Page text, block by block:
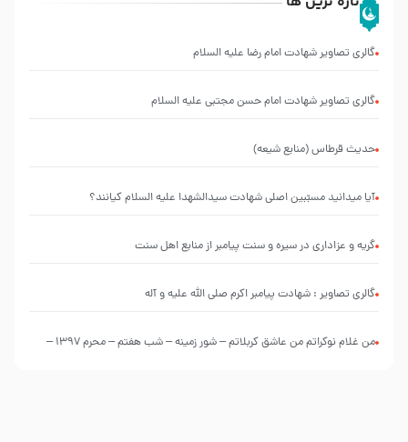
گالری تصاویر شهادت امام رضا علیه السلام
گالری تصاویر شهادت امام حسن مجتبی علیه السلام
حدیث قرطاس (منابع شیعه)
آیا میدانید مسبّبین اصلی شهادت سیدالشهدا علیه ‌السلام کیانند؟
گریه و عزاداری در سیره و سنت پیامبر از منابع اهل سنت
گالری تصاویر : شهادت پیامبر اکرم صلی الله علیه و آله
من غلام نوکراتم من عاشق کربلاتم – شور زمینه – شب هفتم – محرم 1397 –